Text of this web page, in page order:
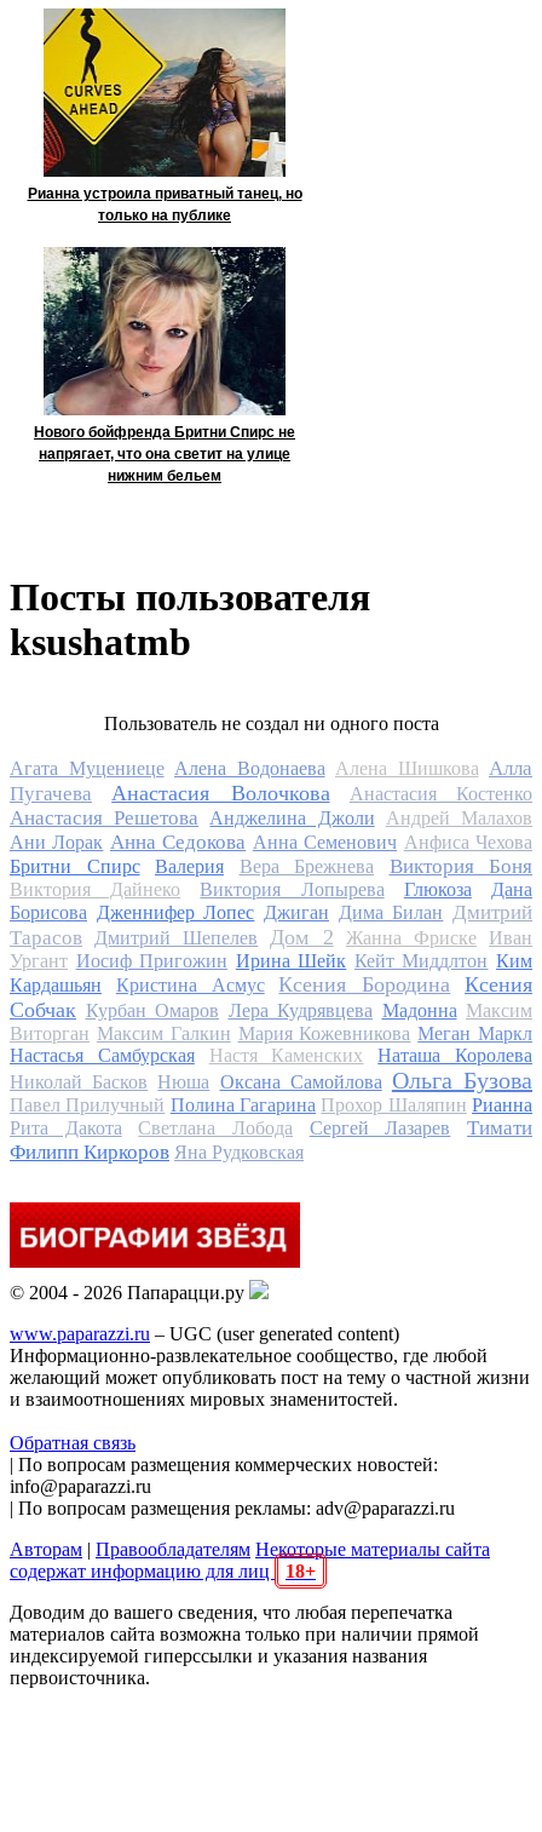
Рианна устроила приватный танец, но
только на публике
Нового бойфренда Бритни Спирс не
напрягает, что она светит на улице
нижним бельем
Посты пользователя
ksushatmb
Пользователь не создал ни одного поста
Агата Муцениеце Алена Водонаева Алена Шишкова Алла
Пугачева
Анастасия Волочкова Анастасия Костенко
Анастасия Решетова Анджелина Джоли
Андрей Малахов
Ани Лорак Анна Седокова Анна Семенович Анфиса Чехова
Бритни Спирс
Валерия Вера Брежнева Виктория Боня
Виктория Дайнеко Виктория Лопырева Глюкоза
Дана
Борисова Дженнифер Лопес Джиган Дима Билан Дмитрий
Тарасов
Дмитрий Шепелев Дом 2 Жанна Фриске
Иван
Ургант Иосиф Пригожин Ирина Шейк Кейт Миддлтон Ким
Кардашьян
Кристина Асмус Ксения Бородина
Ксения
Собчак Курбан Омаров Лера Кудрявцева Мадонна Максим
Виторган Максим Галкин Мария Кожевникова Меган Маркл
Настасья Самбурская
Настя Каменских
Наташа Королева
Николай Басков Нюша Оксана Самойлова Ольга Бузова
Павел Прилучный Полина Гагарина Прохор Шаляпин Рианна
Рита Дакота
Светлана Лобода Сергей Лазарев
Тимати
Филипп Киркоров Яна Рудковская
© 2004 - 2026 Папарацци.ру
www.paparazzi.ru – UGC (user generated content)
Информационно-развлекательное сообщество, где любой
желающий может опубликовать пост на тему о частной жизни
и взаимоотношениях мировых знаменитостей.
Обратная связь
| По вопросам размещения коммерческих новостей:
info@paparazzi.ru
| По вопросам размещения рекламы: adv@paparazzi.ru
Авторам | Правообладателям Некоторые материалы сайта
содержат информацию для лиц
18+
Доводим до вашего сведения, что любая перепечатка
материалов сайта возможна только при наличии прямой
индексируемой гиперссылки и указания названия
первоисточника.